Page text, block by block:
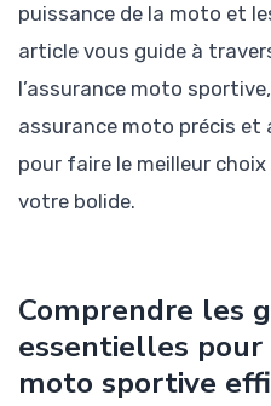
puissance de la moto et
article vous guide à
l’assurance moto
assurance moto précis
pour faire le meilleur
votre bolide.
Comprendre les
essentielles
moto sportive